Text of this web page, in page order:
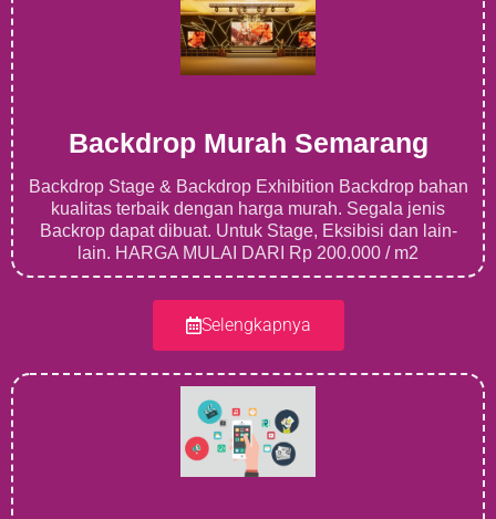
Backdrop Murah Semarang
Backdrop Stage & Backdrop Exhibition Backdrop bahan
kualitas terbaik dengan harga murah. Segala jenis
Backrop dapat dibuat. Untuk Stage, Eksibisi dan lain-
lain. HARGA MULAI DARI Rp 200.000 / m2
Selengkapnya